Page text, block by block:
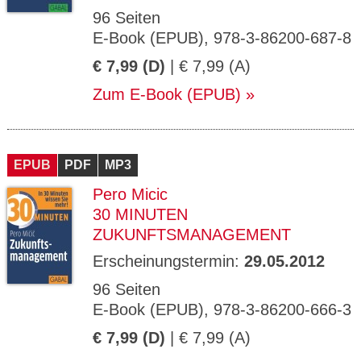
96 Seiten
E-Book (EPUB), 978-3-86200-687-8
€ 7,99 (D) | € 7,99 (A)
Zum E-Book (EPUB)
EPUB PDF MP3
Pero Micic
30 MINUTEN
ZUKUNFTSMANAGEMENT
Erscheinungstermin: 29.05.2012
96 Seiten
E-Book (EPUB), 978-3-86200-666-3
€ 7,99 (D) | € 7,99 (A)